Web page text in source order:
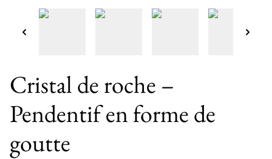
Cristal de roche –
Pendentif en forme de
goutte